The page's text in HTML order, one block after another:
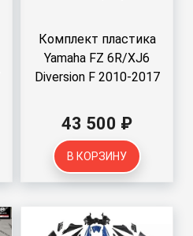
Комплект пластика
Yamaha FZ 6R/XJ6
Diversion F 2010-2017
43 500 ₽
В КОРЗИНУ